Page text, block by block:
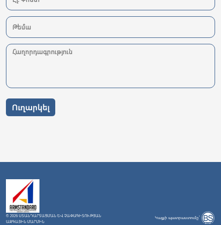
Ուղարկել
© 2026 ՍՏԱՆԴԱՐՏԱՑՄԱՆ ԵՎ ՉԱՓԱԳԻՏՈՒԹՅԱՆ
ԱԶԳԱՅԻՆ ՄԱՐՄԻՆ
Կայքի պատրաստումը`